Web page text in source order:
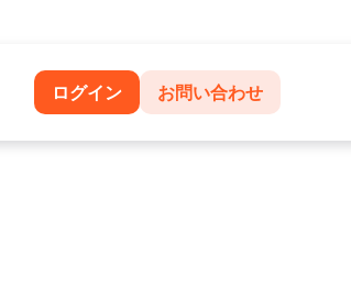
ログイン お問い合わせ